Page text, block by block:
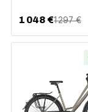
1 048 €1 297 €